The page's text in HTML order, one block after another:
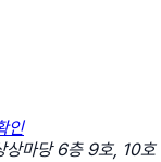
인
상마당 6층 9호, 10호